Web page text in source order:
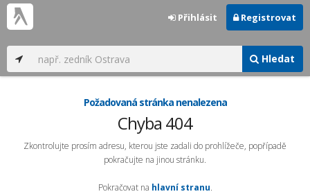
Hledat
Přihlásit Registrovat
Požadovaná stránka nenalezena
Chyba 404
Zkontrolujte prosím adresu, kterou jste zadali do prohlížeče, popřípadě
pokračujte na jinou stránku.
Pokračovat na hlavní stranu.